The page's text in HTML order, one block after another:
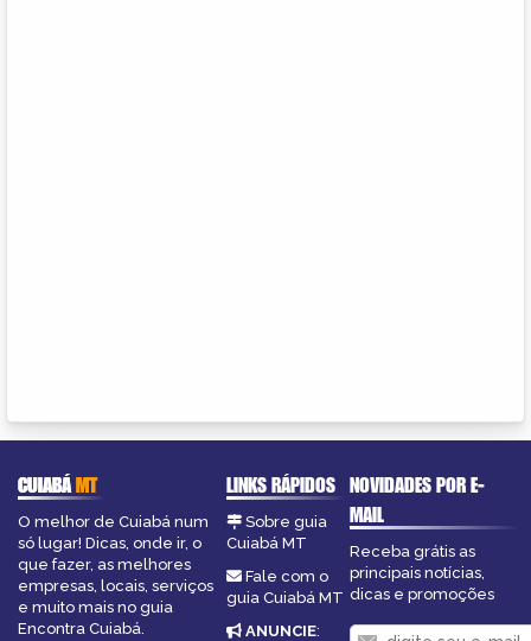
CUIABÁMT
O melhor de Cuiabá num
só lugar! Dicas, onde ir, o
que fazer, as melhores
empresas, locais, serviços
e muito mais no guia
Encontra Cuiabá.
LINKS RÁPIDOS
Sobre guia
Cuiabá MT
Fale com o
guia Cuiabá MT
ANUNCIE:
NOVIDADES POR E-
MAIL
Receba grátis as
principais notícias,
dicas e promoções